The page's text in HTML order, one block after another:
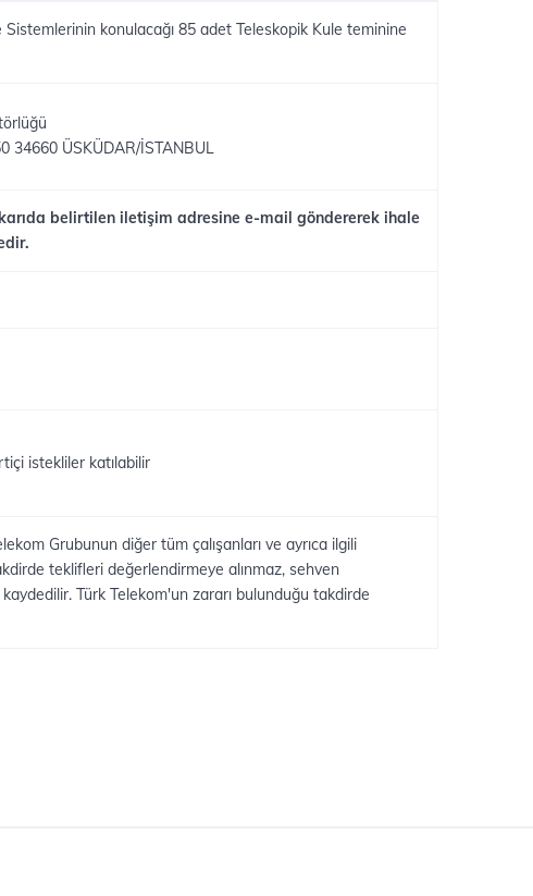
konulacağı 85 adet Teleskopik Kule teminine
34660 ÜSKÜDAR/İSTANBUL
belirtilen iletişim adresine e-mail göndererek ihale
istekliler katılabilir
Grubunun diğer tüm çalışanları ve ayrıca ilgili
teklifleri değerlendirmeye alınmaz, sehven
Türk Telekom'un zararı bulunduğu takdirde